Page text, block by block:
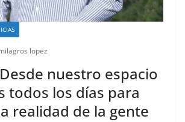
lopez
nuestro espacio
todos los días para
realidad de la gente